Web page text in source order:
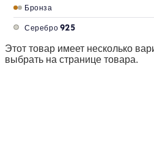
Бронза
Серебро 925
Этот товар имеет несколько
выбрать на странице товара.